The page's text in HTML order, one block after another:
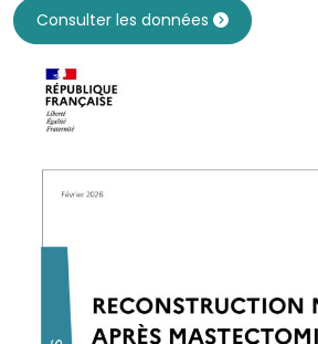
Consulter les données